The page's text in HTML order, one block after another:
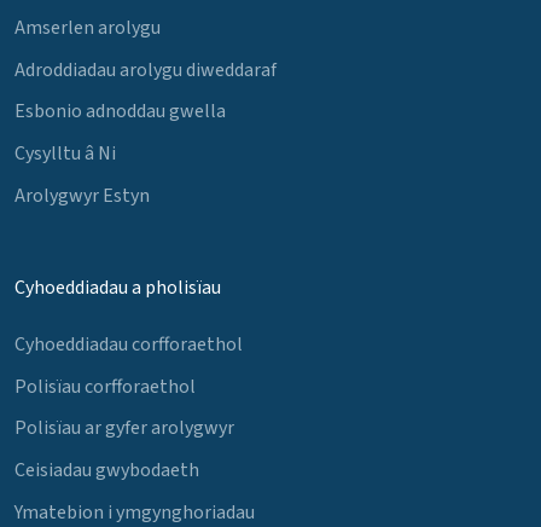
Amserlen arolygu
Adroddiadau arolygu diweddaraf
Esbonio adnoddau gwella
Cysylltu â Ni
Arolygwyr Estyn
Cyhoeddiadau a pholisïau
Cyhoeddiadau corfforaethol
Polisïau corfforaethol
Polisïau ar gyfer arolygwyr
Ceisiadau gwybodaeth
Ymatebion i ymgynghoriadau